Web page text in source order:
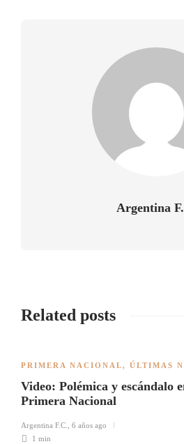
Argentina
Related posts
PRIMERA NACIONAL, ÚLTIMAS
Video: Polémica y escándalo
Primera Nacional
Argentina F.C.
6 años ago
1 min